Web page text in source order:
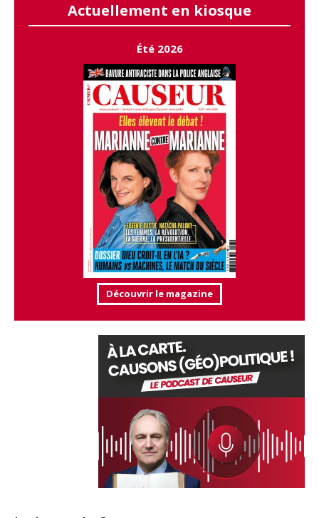
Actuellement en kiosque
Été 2026
Découvrir le magazine